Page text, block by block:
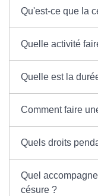
Qu'est-ce que la
Quelle activité
Quelle est la
Comment faire
Quels droits
Quel
césure ?